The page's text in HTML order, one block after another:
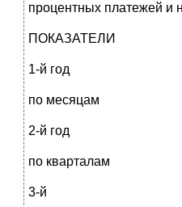
процентных платежей и
ПОКАЗАТЕЛИ
1-й год
по месяцам
2-й год
по кварталам
3-й